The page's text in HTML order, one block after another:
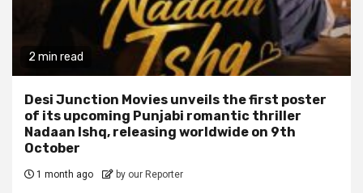
2 min read
Desi Junction Movies unveils the first poster
of its upcoming Punjabi romantic thriller
Nadaan Ishq, releasing worldwide on 9th
October
1 month ago by our Reporter